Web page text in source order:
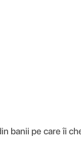
banii pe care îi